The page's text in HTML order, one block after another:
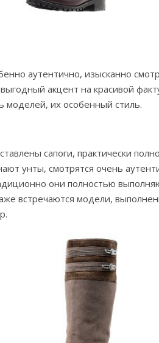
аутентично, изысканно
акцент на красивой
моделей, их особенный стиль.
сапоги, практически
унты, смотрятся очень
они полностью
встречаются модели,